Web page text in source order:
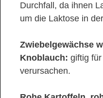
Durchfall, da ihnen
um die Laktose in
Zwiebelgewächse
Knoblauch: giftig
verursachen.